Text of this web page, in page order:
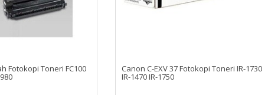
Fotokopi Toneri FC100 Canon C-EXV 37 Fotokopi Toneri IR-1730
IR-1470 IR-1750